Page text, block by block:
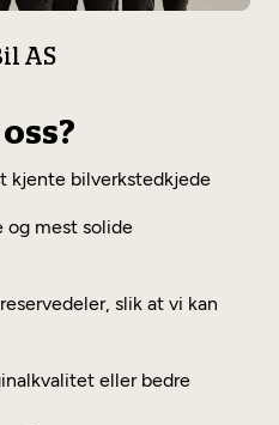
AS
kjente bilverkstedkjede
og mest solide
slik at vi kan
eller bedre